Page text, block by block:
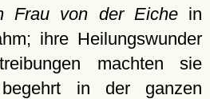
Frau von der Eichein
ihre Heilungswunder
machten sie
in der ganzen